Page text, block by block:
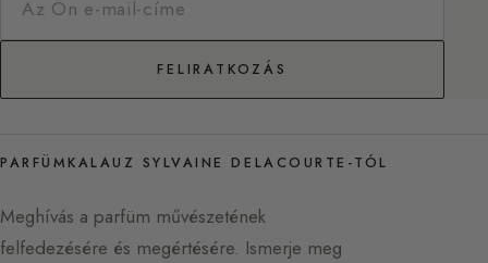
FELIRATKOZÁS
PARFÜMKALAUZ SYLVAINE DELACOURTE-TÓL
Meghívás a parfüm művészetének
felfedezésére és megértésére. Ismerje meg